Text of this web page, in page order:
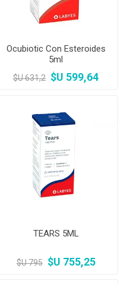
Ocubiotic Con Esteroides
5ml
$U 631,2 $U 599,64
TEARS 5ML
$U 795 $U 755,25